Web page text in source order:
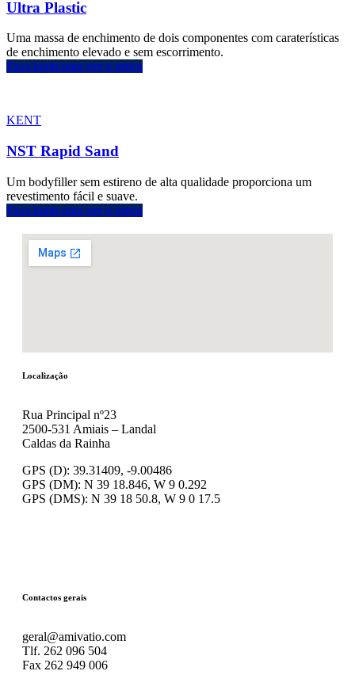
Ultra Plastic
Uma massa de enchimento de dois componentes com caraterísticas
de enchimento elevado e sem escorrimento.
Faça login para ver o preço
KENT
NST Rapid Sand
Um bodyfiller sem estireno de alta qualidade proporciona um
revestimento fácil e suave.
Faça login para ver o preço
Localização
Rua Principal nº23
2500-531 Amiais – Landal
Caldas da Rainha
GPS (D): 39.31409, -9.00486
GPS (DM): N 39 18.846, W 9 0.292
GPS (DMS): N 39 18 50.8, W 9 0 17.5
Contactos gerais
geral@amivatio.com
Tlf. 262 096 504
Fax 262 949 006